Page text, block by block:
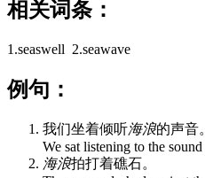
相关词条：
1.seaswell 2.seawave
例句：
我们坐着倾听海浪的声音。
We sat listening to the
海浪拍打着礁石。